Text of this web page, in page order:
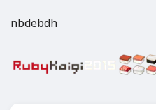
nbdebdh